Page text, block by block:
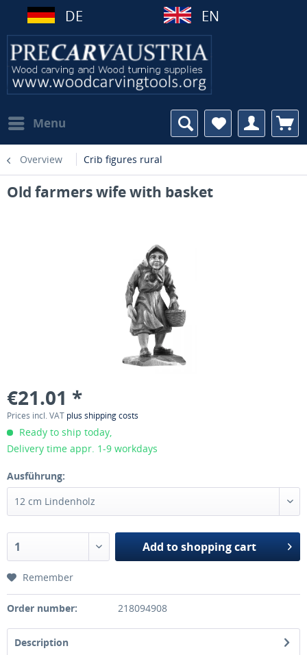
DE EN
Menu
Overview Crib figures rural
Old farmers wife with basket
€21.01 *
Prices incl. VAT plus shipping costs
Ready to ship today,
Delivery time appr. 1-9 workdays
Ausführung:
Add toshopping cart
Remember
Order number: 218094908
Description